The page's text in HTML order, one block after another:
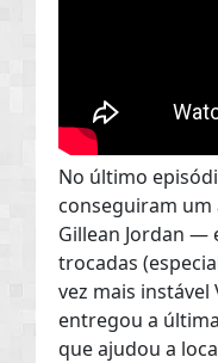
No último
conseguiram
Gillean Jordan —
trocadas
vez mais instável
entregou a
que ajudou a